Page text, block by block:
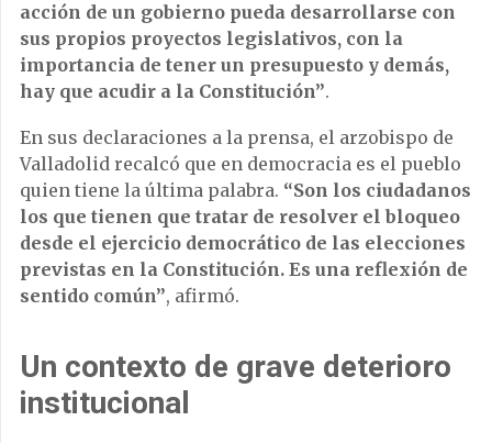
acción de un gobierno pueda desarrollarse con
sus propios proyectos legislativos, con la
importancia de tener un presupuesto y demás,
hay que acudir a la Constitución”.
En sus declaraciones a la prensa, el arzobispo de
Valladolid recalcó que en democracia es el pueblo
quien tiene la última palabra. “Son los ciudadanos
los que tienen que tratar de resolver el bloqueo
desde el ejercicio democrático de las elecciones
previstas en la Constitución. Es una reflexión de
sentido común”, afirmó.
Un contexto de grave deterioro
institucional